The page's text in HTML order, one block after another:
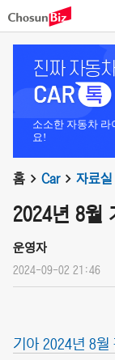
소소한 자동차 라
요!
홈 Car 자료실
2024년 8월
운영자
2024-09-02 21:46
기아 2024년 8